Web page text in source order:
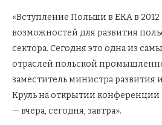
«Вступление Польши в ЕКА в 2012
возможностей для развития
сектора. Сегодня это одна из
отраслей польской
заместитель министра развития
Круль на открытии конференции
— вчера, сегодня, завтра».